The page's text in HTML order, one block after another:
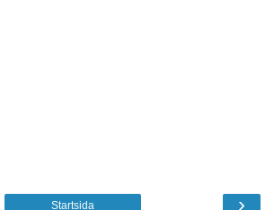
›
Startsida